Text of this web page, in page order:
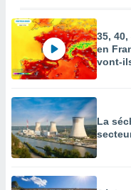
35,
en
vont-
La